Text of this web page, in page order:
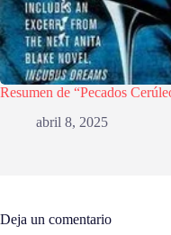
Resumen de “Pecados
abril 8, 2025
Deja un comentario